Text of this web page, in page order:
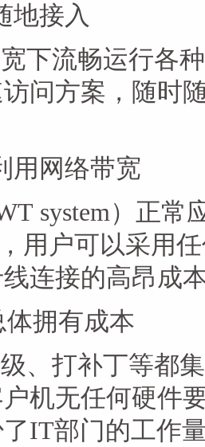
接入
下流畅运行各
问方案，随时
网络带宽
system）正
用户可以采用
线连接的高昂成
拥有成本
、打补丁等都
机无任何硬件
IT部门的工作